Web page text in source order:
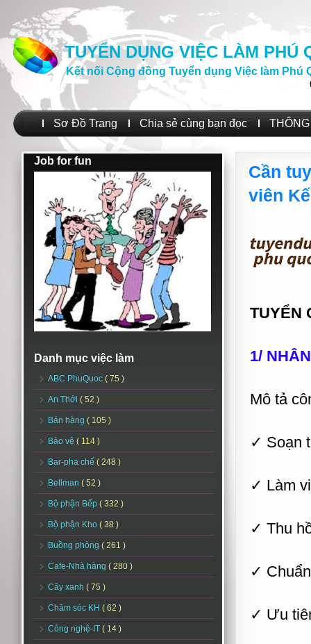
TUYỂN DỤNG VIỆC LÀM PHÚ
Kết nối Cộng đồng Tuyển dụng Việc làm Phú
Sơ Đồ Trang Chia sẻ cùng bạn đọc
Job for fun
Danh mục việc làm
ABC PhuQuoc ( 75 )
An Thới ( 52 )
Bán hàng ( 105 )
Bảo vệ ( 114 )
Bar-pha chế ( 248 )
Bellman ( 52 )
Bộ phận Bếp ( 332 )
Bộ phận Kho ( 38 )
Buồng phòng ( 261 )
Cafe-Nhà hàng ( 280 )
Cây xanh ( 75 )
Chăm sóc KH ( 62 )
Công nghệ-IT ( 14 )
Cần
viên
TUYỂN
1/
Mô tả
✓ Soạn
✓ Làm
✓ Thu
✓
✓ Ưu